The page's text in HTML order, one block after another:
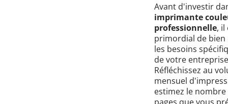
Avant d'investir
imprimante
professionnelle, il
primordial de bien
les besoins
de votre
Réfléchissez au
mensuel
estimez le nombre